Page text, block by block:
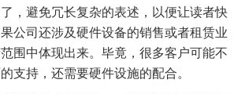
，避免冗长复杂的表述，以便让读者快
公司还涉及硬件设备的销售或者租赁业
围中体现出来。毕竟，很多客户可能不
支持，还需要硬件设施的配合。